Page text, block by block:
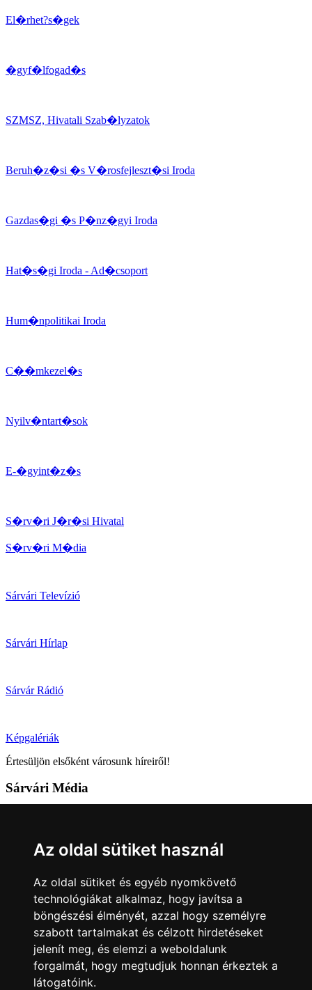
Az oldal sütiket használ
Az oldal sütiket és egyéb nyomkövető
technológiákat alkalmaz, hogy javítsa a
böngészési élményét, azzal hogy személyre
szabott tartalmakat és célzott hirdetéseket
jelenít meg, és elemzi a weboldalunk
forgalmát, hogy megtudjuk honnan érkeztek a
látogatóink.
El�rhet?s�gek
�gyf�lfogad�s
SZMSZ, Hivatali Szab�lyzatok
Beruh�z�si �s V�rosfejleszt�si Iroda
Gazdas�gi �s P�nz�gyi Iroda
Hat�s�gi Iroda - Ad�csoport
Hum�npolitikai Iroda
C��mkezel�s
Nyilv�ntart�sok
E-�gyint�z�s
S�rv�ri J�r�si Hivatal
S�rv�ri M�dia
Sárvári Televízió
Sárvári Hírlap
Sárvár Rádió
Képgalériák
Értesüljön elsőként városunk híreiről!
Sárvári Média
Kövess minket!
Sárvár lendületben Sárvár lendületben
Nyilatkozatok
Impresszum Felhasználási feltételek Adatkezelési tájékoztató
Akadálymentesítési nyilatkozat